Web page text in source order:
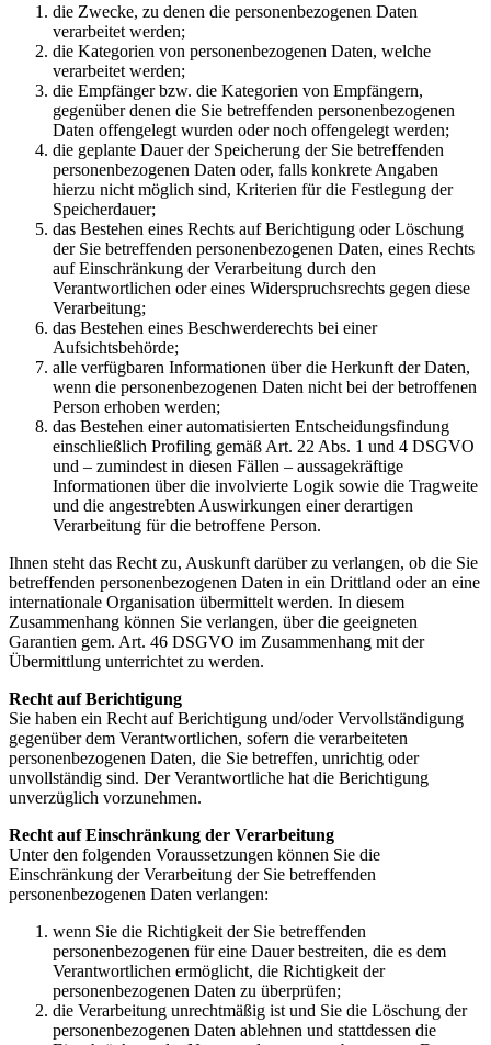
die Zwecke, zu denen die personenbezogenen Daten
verarbeitet werden;
die Kategorien von personenbezogenen Daten, welche
verarbeitet werden;
die Empfänger bzw. die Kategorien von Empfängern,
gegenüber denen die Sie betreffenden personenbezogenen
Daten offengelegt wurden oder noch offengelegt werden;
die geplante Dauer der Speicherung der Sie betreffenden
personenbezogenen Daten oder, falls konkrete Angaben
hierzu nicht möglich sind, Kriterien für die Festlegung der
Speicherdauer;
das Bestehen eines Rechts auf Berichtigung oder Löschung
der Sie betreffenden personenbezogenen Daten, eines Rechts
auf Einschränkung der Verarbeitung durch den
Verantwortlichen oder eines Widerspruchsrechts gegen diese
Verarbeitung;
das Bestehen eines Beschwerderechts bei einer
Aufsichtsbehörde;
alle verfügbaren Informationen über die Herkunft der Daten,
wenn die personenbezogenen Daten nicht bei der betroffenen
Person erhoben werden;
das Bestehen einer automatisierten Entscheidungsfindung
einschließlich Profiling gemäß Art. 22 Abs. 1 und 4 DSGVO
und – zumindest in diesen Fällen – aussagekräftige
Informationen über die involvierte Logik sowie die Tragweite
und die angestrebten Auswirkungen einer derartigen
Verarbeitung für die betroffene Person.
Ihnen steht das Recht zu, Auskunft darüber zu verlangen, ob die Sie
betreffenden personenbezogenen Daten in ein Drittland oder an eine
internationale Organisation übermittelt werden. In diesem
Zusammenhang können Sie verlangen, über die geeigneten
Garantien gem. Art. 46 DSGVO im Zusammenhang mit der
Übermittlung unterrichtet zu werden.
Recht auf Berichtigung
Sie haben ein Recht auf Berichtigung und/oder Vervollständigung
gegenüber dem Verantwortlichen, sofern die verarbeiteten
personenbezogenen Daten, die Sie betreffen, unrichtig oder
unvollständig sind. Der Verantwortliche hat die Berichtigung
unverzüglich vorzunehmen.
Recht auf Einschränkung der Verarbeitung
Unter den folgenden Voraussetzungen können Sie die
Einschränkung der Verarbeitung der Sie betreffenden
personenbezogenen Daten verlangen:
wenn Sie die Richtigkeit der Sie betreffenden
personenbezogenen für eine Dauer bestreiten, die es dem
Verantwortlichen ermöglicht, die Richtigkeit der
personenbezogenen Daten zu überprüfen;
die Verarbeitung unrechtmäßig ist und Sie die Löschung der
personenbezogenen Daten ablehnen und stattdessen die